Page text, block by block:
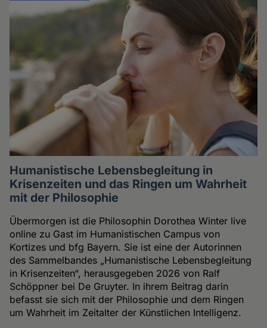
Humanistische Lebensbegleitung in
Krisenzeiten und das Ringen um Wahrheit
mit der Philosophie
Übermorgen ist die Philosophin Dorothea Winter live
online zu Gast im Humanistischen Campus von
Kortizes und bfg Bayern. Sie ist eine der Autorinnen
des Sammelbandes „Humanistische Lebensbegleitung
in Krisenzeiten“, herausgegeben 2026 von Ralf
Schöppner bei De Gruyter. In ihrem Beitrag darin
befasst sie sich mit der Philosophie und dem Ringen
um Wahrheit im Zeitalter der Künstlichen Intelligenz.